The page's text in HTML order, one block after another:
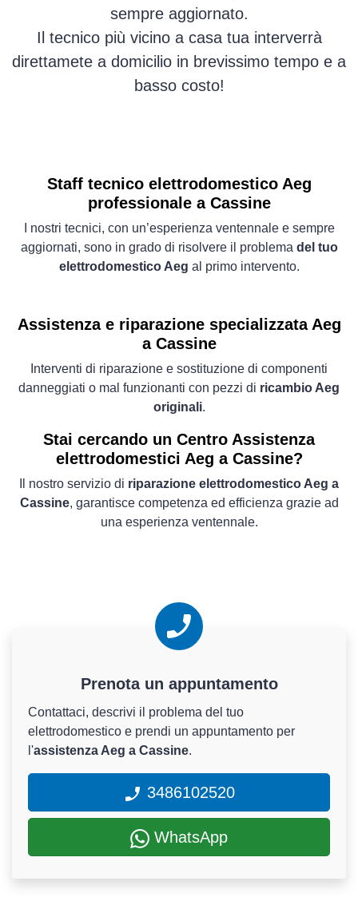
sempre aggiornato.
Il tecnico più vicino a casa tua interverrà
direttamete a domicilio in brevissimo tempo e a
basso costo!
Staff tecnico elettrodomestico Aeg
professionale a Cassine
I nostri tecnici, con un’esperienza ventennale e sempre
aggiornati, sono in grado di risolvere il problema del tuo
elettrodomestico Aeg al primo intervento.
Assistenza e riparazione specializzata Aeg
a Cassine
Interventi di riparazione e sostituzione di componenti
danneggiati o mal funzionanti con pezzi di ricambio Aeg
originali.
Stai cercando un Centro Assistenza
elettrodomestici Aeg a Cassine?
Il nostro servizio di riparazione elettrodomestico Aeg a
Cassine, garantisce competenza ed efficienza grazie ad
una esperienza ventennale.
Prenota un appuntamento
Contattaci, descrivi il problema del tuo
elettrodomestico e prendi un appuntamento per
l'assistenza Aeg a Cassine.
3486102520
WhatsApp